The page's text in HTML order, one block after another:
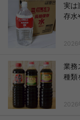
実は
存水
2026
業務
種類
2026